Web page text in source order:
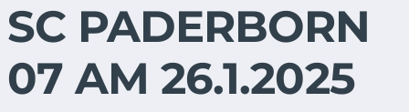
SC PADERBORN
07 AM 26.1.2025